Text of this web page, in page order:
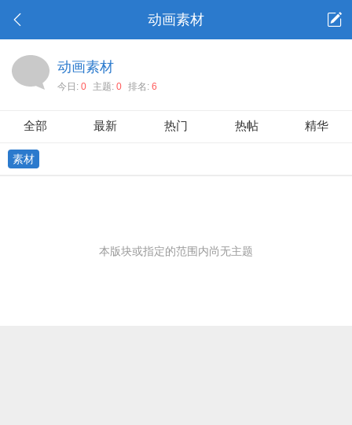
动画素材
动画素材
今日: 0 主题: 0 排名: 6
全部 最新 热门 热帖 精华
素材
本版块或指定的范围内尚无主题